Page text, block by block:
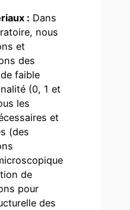
: Dans
nous
et
des
faible
(0, 1 et
les
et
(des
de
pour
des